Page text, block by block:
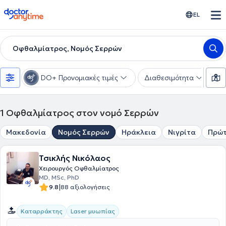
doctoranytime EL
Οφθαλμίατρος, Νομός Σερρών
DO+ Προνομιακές τιμές Διαθεσιμότητα
1 Οφθαλμίατρος στον νομό Σερρών
Μακεδονία Νομός Σερρών Ηράκλεια Νιγρίτα
Τσικλής Νικόλαος
Χειρουργός Οφθαλμίατρος
MD, MSc, PhD
9.8|88 αξιολογήσεις
Καταρράκτης Laser μυωπίας